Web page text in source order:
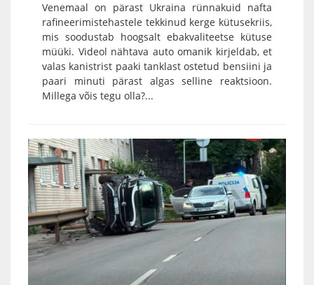
Venemaal on pärast Ukraina rünnakuid nafta
rafineerimistehastele tekkinud kerge kütusekriis,
mis soodustab hoogsalt ebakvaliteetse kütuse
müüki. Videol nähtava auto omanik kirjeldab, et
valas kanistrist paaki tanklast ostetud bensiini ja
paari minuti pärast algas selline reaktsioon.
Millega võis tegu olla?...